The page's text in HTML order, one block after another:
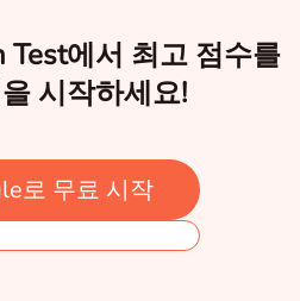
에서 최고 점수를
시작하세요!
로 무료 시작